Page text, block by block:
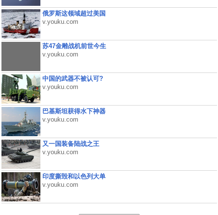
俄罗斯这领域超过美国
v.youku.com
苏47金雕战机前世今生
v.youku.com
中国的武器不被认可?
v.youku.com
巴基斯坦获得水下神器
v.youku.com
又一国装备陆战之王
v.youku.com
印度撕毁和以色列大单
v.youku.com